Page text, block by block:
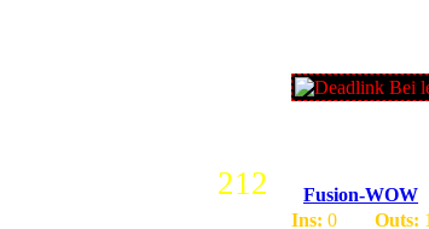
Bei
212
Fusion-WOW
Ins: 0 Outs: